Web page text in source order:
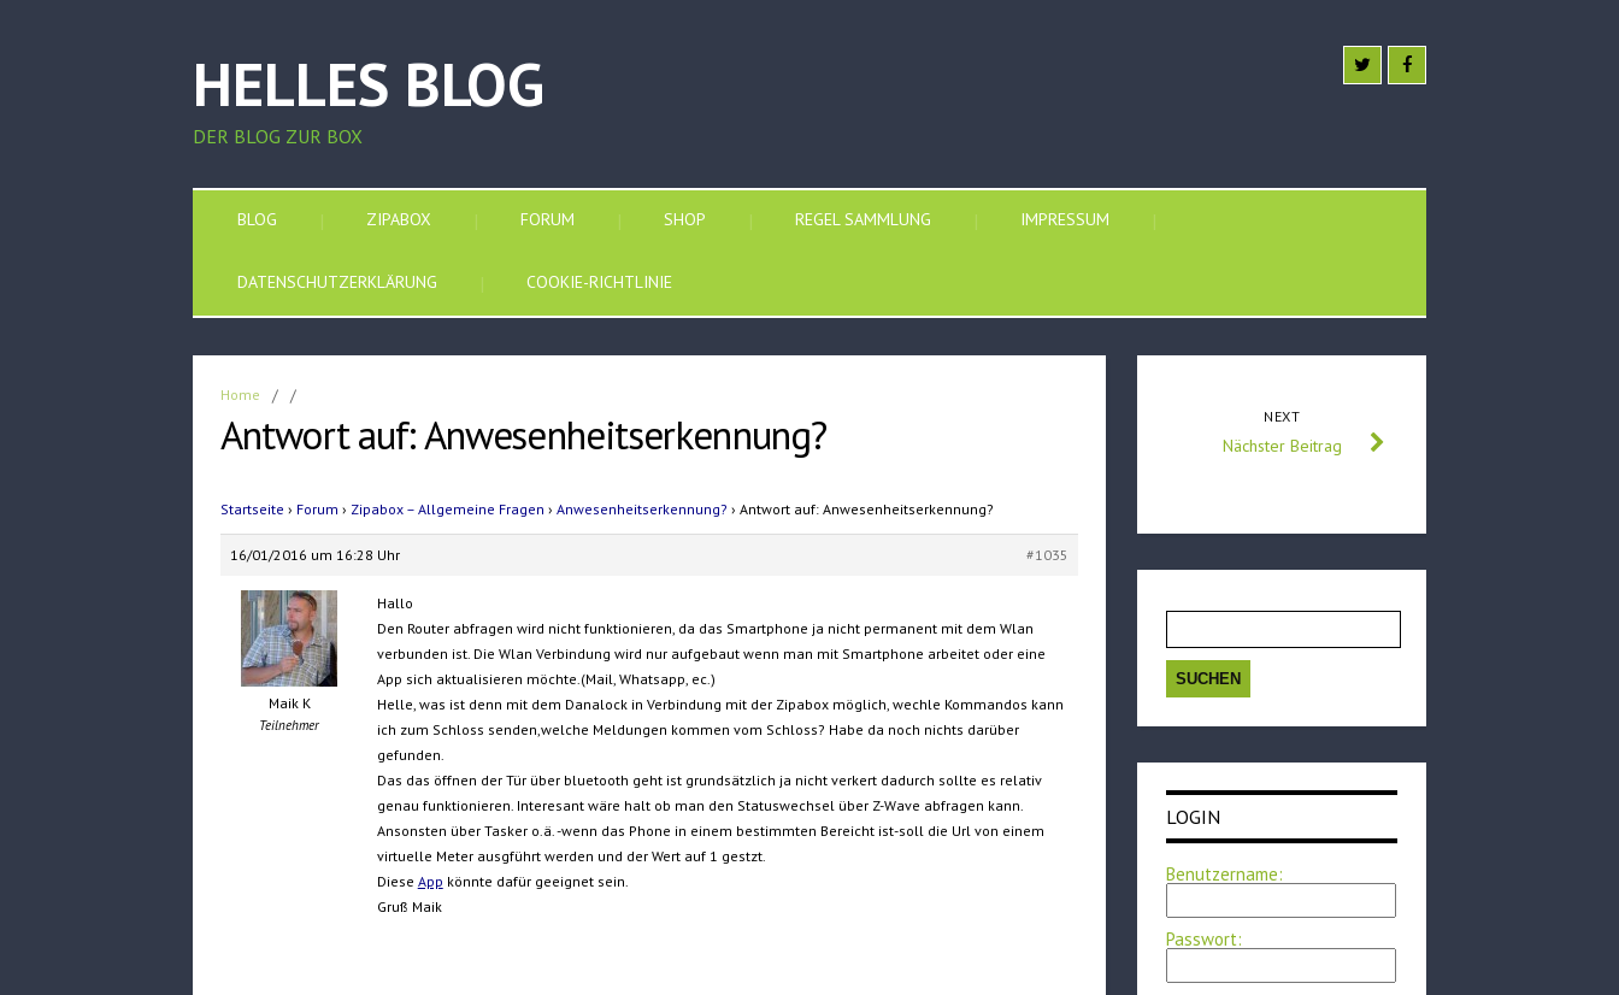
HELLES BLOG
DER BLOG ZUR BOX
BLOG ZIPABOX FORUM SHOP REGEL SAMMLUNG IMPRESSUM
DATENSCHUTZERKLÄRUNG COOKIE-RICHTLINIE
Home / /
Antwort auf: Anwesenheitserkennung?
Startseite › Forum › Zipabox – Allgemeine Fragen › Anwesenheitserkennung? › Antwort auf: Anwesenheitserkennung?
16/01/2016 um 16:28 Uhr #1035
Maik K
Teilnehmer
Hallo
Den Router abfragen wird nicht funktionieren, da das Smartphone ja nicht permanent mit dem Wlan
verbunden ist. Die Wlan Verbindung wird nur aufgebaut wenn man mit Smartphone arbeitet oder eine
App sich aktualisieren möchte.(Mail, Whatsapp, ec.)
Helle, was ist denn mit dem Danalock in Verbindung mit der Zipabox möglich, wechle Kommandos kann
ich zum Schloss senden,welche Meldungen kommen vom Schloss? Habe da noch nichts darüber
gefunden.
Das das öffnen der Tür über bluetooth geht ist grundsätzlich ja nicht verkert dadurch sollte es relativ
genau funktionieren. Interesant wäre halt ob man den Statuswechsel über Z-Wave abfragen kann.
Ansonsten über Tasker o.ä. -wenn das Phone in einem bestimmten Bereicht ist-soll die Url von einem
virtuelle Meter ausgführt werden und der Wert auf 1 gestzt.
Diese App könnte dafür geeignet sein.
Gruß Maik
NEXT
Nächster Beitrag
nach:
LOGIN
Benutzername:
Passwort: